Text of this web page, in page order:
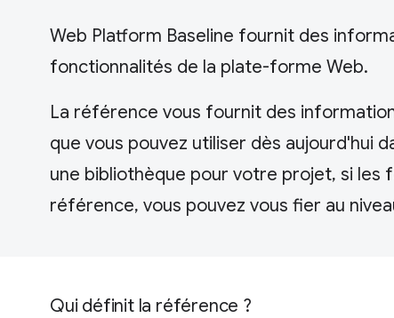
Web Platform Baseline fournit des
fonctionnalités de la plate-forme Web.
La référence vous fournit des
que vous pouvez utiliser dès aujourd'hui
une bibliothèque pour votre projet, si
référence, vous pouvez vous fier au
Qui définit la référence ?